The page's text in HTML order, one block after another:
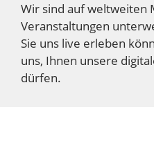
Wir sind auf weltweiten
Veranstaltungen
Sie uns live erleben
uns, Ihnen unsere
dürfen.